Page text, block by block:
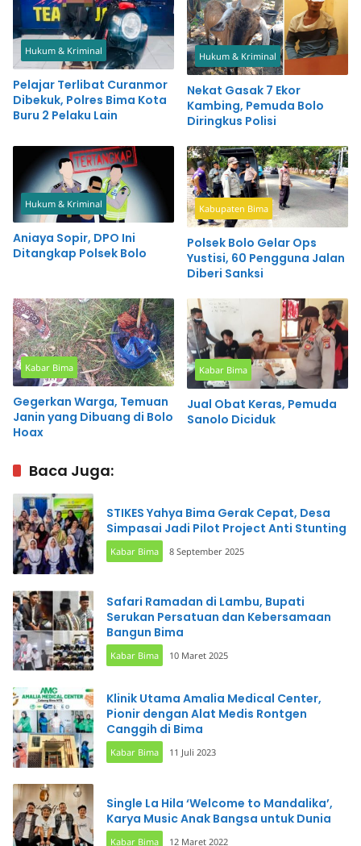
Hukum & Kriminal
Pelajar Terlibat Curanmor
Dibekuk, Polres Bima Kota
Buru 2 Pelaku Lain
Hukum & Kriminal
Nekat Gasak 7 Ekor
Kambing, Pemuda Bolo
Diringkus Polisi
Hukum & Kriminal
Aniaya Sopir, DPO Ini
Ditangkap Polsek Bolo
Kabupaten Bima
Polsek Bolo Gelar Ops
Yustisi, 60 Pengguna Jalan
Diberi Sanksi
Kabar Bima
Gegerkan Warga, Temuan
Janin yang Dibuang di Bolo
Hoax
Kabar Bima
Jual Obat Keras, Pemuda
Sanolo Diciduk
Baca Juga:
STIKES Yahya Bima Gerak Cepat, Desa
Simpasai Jadi Pilot Project Anti Stunting
Kabar Bima 8 September 2025
Safari Ramadan di Lambu, Bupati
Serukan Persatuan dan Kebersamaan
Bangun Bima
Kabar Bima 10 Maret 2025
Klinik Utama Amalia Medical Center,
Pionir dengan Alat Medis Rontgen
Canggih di Bima
Kabar Bima 11 Juli 2023
Single La Hila ‘Welcome to Mandalika’,
Karya Music Anak Bangsa untuk Dunia
Kabar Bima 12 Maret 2022